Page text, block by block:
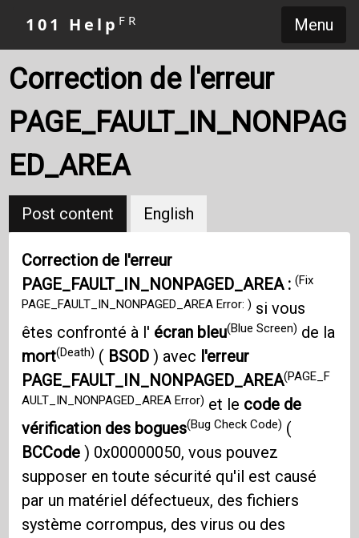
Menu
101 Help FR
Correction de l'erreur
PAGE_FAULT_IN_NONPAG
ED_AREA
Post content English
Correction de l'erreur
PAGE_FAULT_IN_NONPAGED_AREA :(Fix
PAGE_FAULT_IN_NONPAGED_AREA Error: ) si vous
êtes confronté à l' écran bleu(Blue Screen) de la
mort(Death) ( BSOD ) avec l'erreur
PAGE_FAULT_IN_NONPAGED_AREA(PAGE_F
AULT_IN_NONPAGED_AREA Error) et le code de
vérification des bogues(Bug Check Code) (
BCCode ) 0x00000050, vous pouvez
supposer en toute sécurité qu'il est causé
par un matériel défectueux, des fichiers
système corrompus, des virus ou des